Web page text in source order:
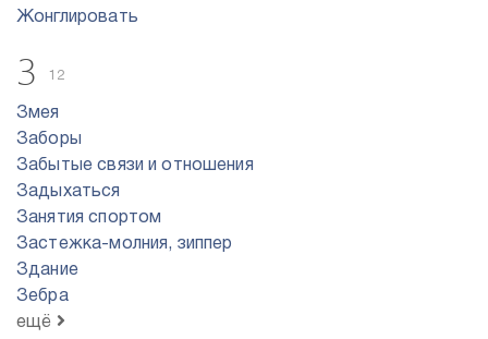
Жонглировать
З 12
Змея
Заборы
Забытые связи и отношения
Задыхаться
Занятия спортом
Застежка-молния, зиппер
Здание
Зебра
ещё